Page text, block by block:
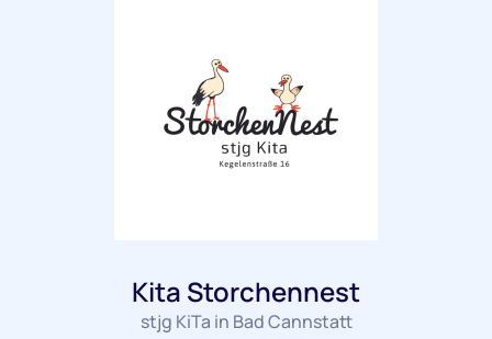
Kita Storchennest
stjg KiTa in Bad Cannstatt